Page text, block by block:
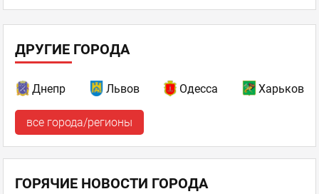
ДРУГИЕ ГОРОДА
Днепр Львов Одесса Харьков
все города/регионы
ГОРЯЧИЕ НОВОСТИ ГОРОДА